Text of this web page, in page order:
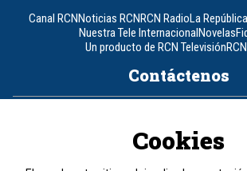
Canal RCNNoticias RCNRCN RadioLa República
Nuestra Tele InternacionalNovelas
Un producto de RCN Televisión
Contáctenos
Cookies